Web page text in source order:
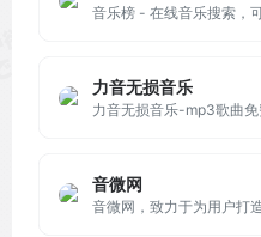
力音无损音乐
音微网